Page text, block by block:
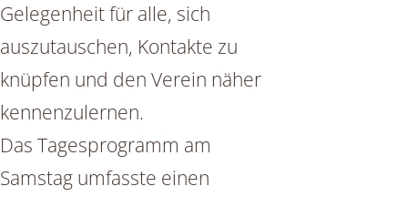
Gelegenheit für alle, sich
auszutauschen, Kontakte zu
knüpfen und den Verein näher
kennenzulernen.
Das Tagesprogramm am
Samstag umfasste einen